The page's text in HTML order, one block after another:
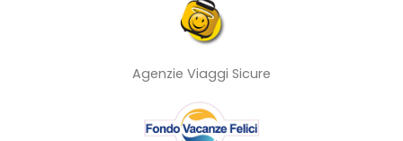
Agenzie Viaggi Sicure